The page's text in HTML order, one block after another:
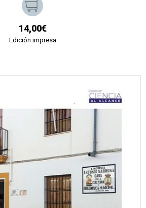
14,00€
Edición impresa